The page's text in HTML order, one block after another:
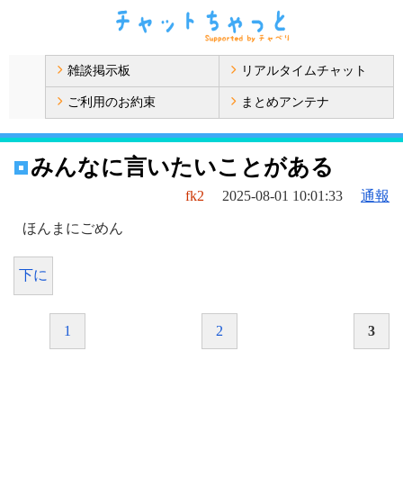
雑談掲示板 リアルタイムチャット
ご利用のお約束 まとめアンテナ
みんなに言いたいことがある
fk2 2025-08-01 10:01:33 通報
ほんまにごめん
下に
1 2 3